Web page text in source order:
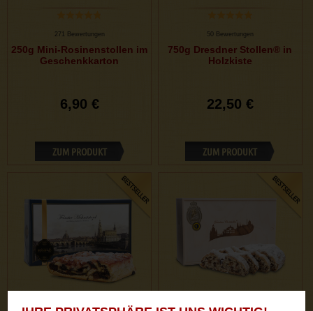
271 Bewertungen
250g Mini-Rosinenstollen im
Geschenkkarton
6,90 €
ZUM PRODUKT
50 Bewertungen
750g Dresdner Stollen® in
Holzkiste
22,50 €
ZUM PRODUKT